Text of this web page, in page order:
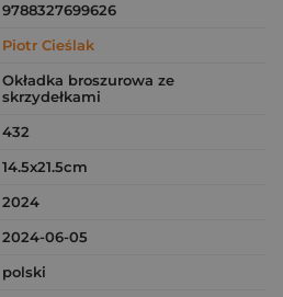
9788327699626
Piotr Cieślak
Okładka broszurowa ze
skrzydełkami
432
14.5x21.5cm
2024
2024-06-05
polski